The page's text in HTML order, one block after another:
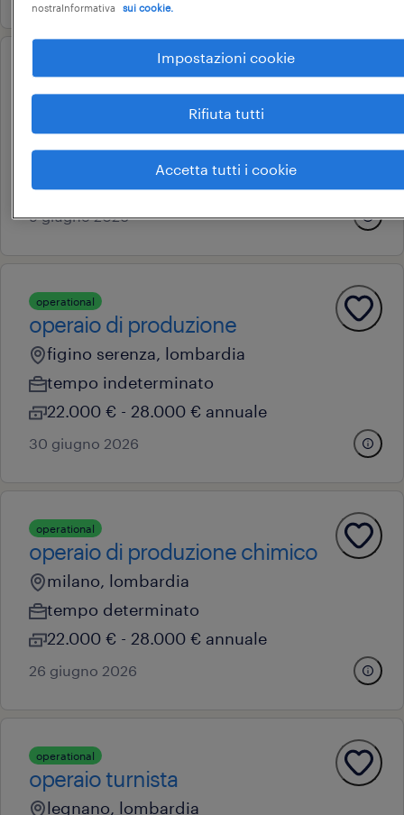
operational
operaio di produzione
tempo determinato
9 giugno 2026
operational
operaio di produzione
figino serenza, lombardia
tempo indeterminato
22.000 € - 28.000 € annuale
30 giugno 2026
operational
operaio di produzione chimico
milano, lombardia
tempo determinato
22.000 € - 28.000 € annuale
26 giugno 2026
operational
operaio turnista
legnano, lombardia
nostraInformativa
sui cookie.
Impostazioni cookie
Rifiuta tutti
Accetta tutti i cookie